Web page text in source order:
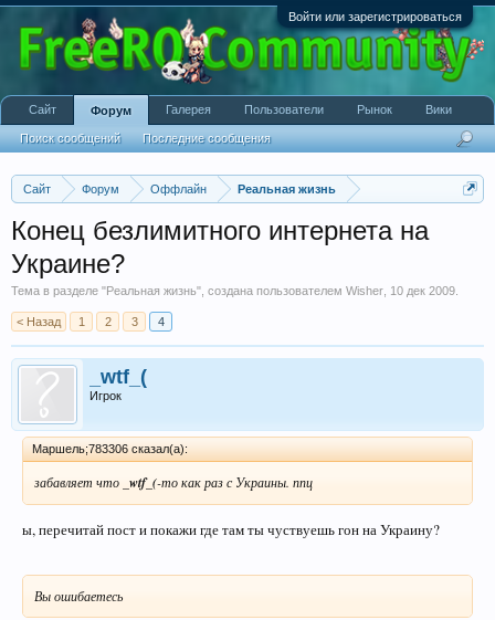
Войти или зарегистрироваться
Сайт Форум Оффлайн Реальная жизнь
Конец безлимитного интернета на
Украине?
Тема в разделе "Реальная жизнь", создана пользователем Wisher 10 дек 2009
< Назад 1 2 3 4
_wtf_(
Игрок
Маршель;783306 сказал(а):
забавляет что _wtf_(-то как раз с Украины. ппц
ы, перечитай пост и покажи где там ты чуствуешь гон на Украину?
Вы ошибаетесь
Сайт Форум
Поиск сообщений Последние сообщения
Галерея Пользователи Рынок Вики